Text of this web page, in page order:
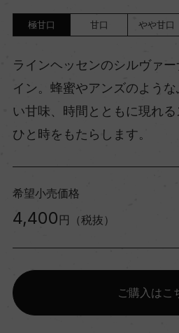
極甘口 甘口 やや甘口
ラインヘッセンのシルヴァ
イン。蜂蜜やアンズのよう
い甘味、時間とともに現れ
ひと時をもたらします。
希望小売価格
4,400 円（税抜）
ご購入はこ